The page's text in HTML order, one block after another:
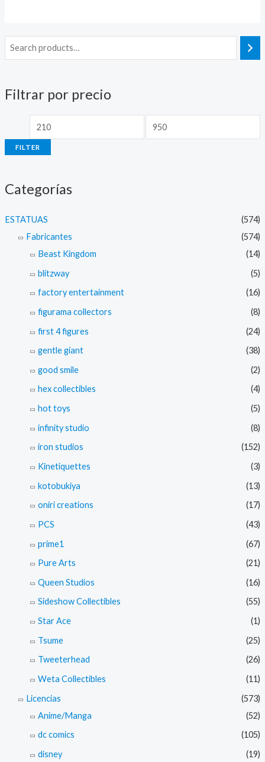
Filtrar por precio
M
i
p
r
c
a
r
FILTER
Categorías
ESTATUAS
(574)
Fabricantes
(574)
Beast Kingdom
(14)
blitzway
(5)
factory entertainment
(16)
figurama collectors
(8)
first 4 figures
(24)
gentle giant
(38)
good smile
(2)
hex collectibles
(4)
hot toys
(5)
infinity studio
(8)
iron studios
(152)
Kinetiquettes
(3)
kotobukiya
(13)
oniri creations
(17)
PCS
(43)
prime1
(67)
Pure Arts
(21)
Queen Studios
(16)
Sideshow Collectibles
(55)
Star Ace
(1)
Tsume
(25)
Tweeterhead
(26)
Weta Collectibles
(11)
Licencias
(573)
Anime/Manga
(52)
dc comics
(105)
disney
(19)